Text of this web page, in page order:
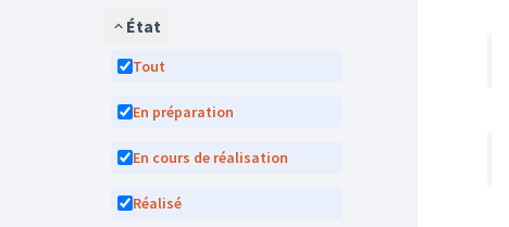
État
Tout
En préparation
En cours de réalisation
Réalisé